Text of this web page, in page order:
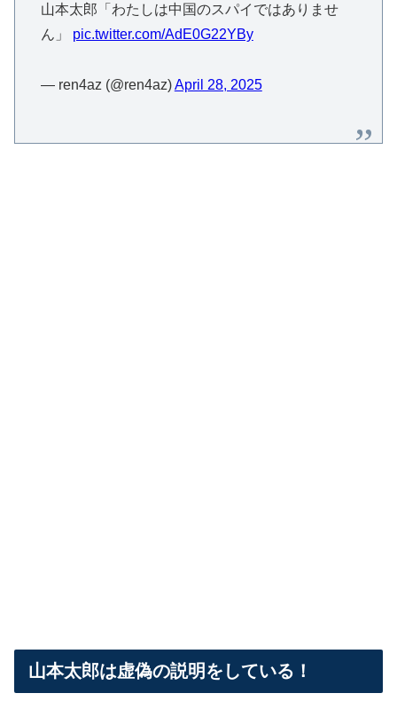
山本太郎「わたしは中国のスパイではありませ
ん」 pic.twitter.com/AdE0G22YBy
— ren4az (@ren4az)April 28, 2025
山本太郎は虚偽の説明をしている！